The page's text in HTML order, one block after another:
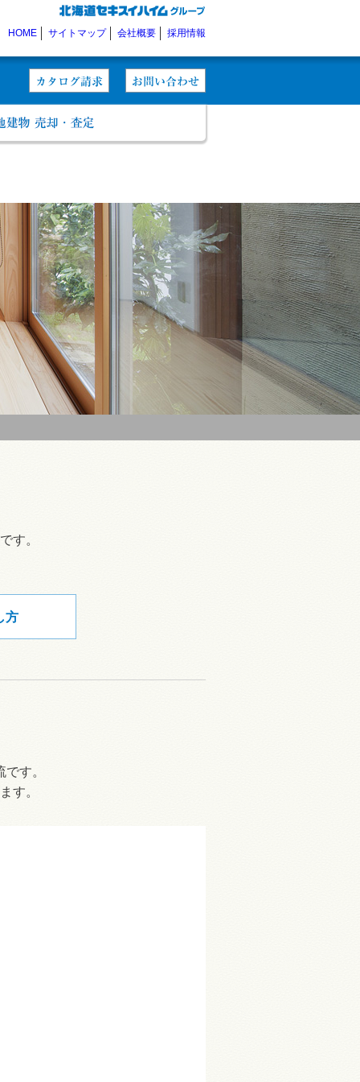
HOME サイトマップ 会社概要 採用情報
す。
方
す。
す。